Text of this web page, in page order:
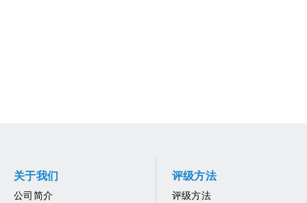
关于我们
公司简介
评级方法
评级方法